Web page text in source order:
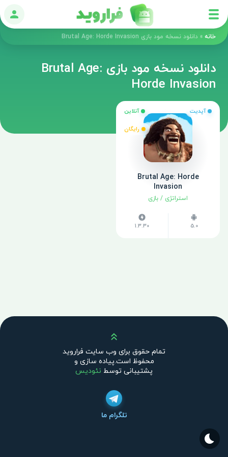
ورود
خانه » دانلود نسخه مود بازی Brutal Age: Horde Invasion
دانلود نسخه مود بازی Brutal Age:
Horde Invasion
آپدیت آنلاین
رایگان
Brutal Age: Horde
Invasion
استراتژی / بازی
5.0
1.3.30
بالا
تمام حقوق برای وب سایت فراروید
محفوظ است.پیاده سازی و
پشتیبانی توسط نئودیس
تلگرام ما